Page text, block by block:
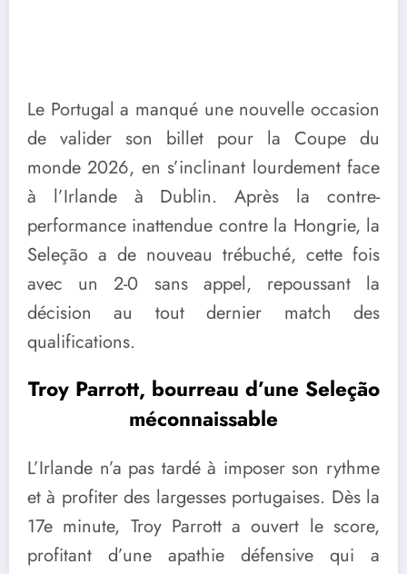
Le Portugal a manqué une nouvelle occasion
de valider son billet pour la Coupe du
monde 2026, en s’inclinant lourdement face
à l’Irlande à Dublin. Après la contre-
performance inattendue contre la Hongrie, la
Seleção a de nouveau trébuché, cette fois
avec un 2-0 sans appel, repoussant la
décision au tout dernier match des
qualifications.
Troy Parrott, bourreau d’une Seleção
méconnaissable
L’Irlande n’a pas tardé à imposer son rythme
et à profiter des largesses portugaises. Dès la
17e minute, Troy Parrott a ouvert le score,
profitant d’une apathie défensive qui a